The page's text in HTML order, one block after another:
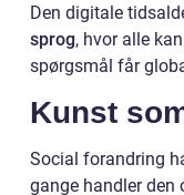
Den digitale
sprog, hvor alle
spørgsmål får
Kunst
Social forandring
gange handler den